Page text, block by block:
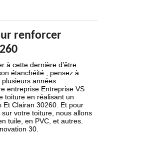
renforcer
à cette dernière d’être
étanchéité ; pensez à
années
entreprise Entreprise VS
toiture en réalisant un
Clairan 30260. Et pour
votre toiture, nous allons
tuile, en PVC, et autres.
30.